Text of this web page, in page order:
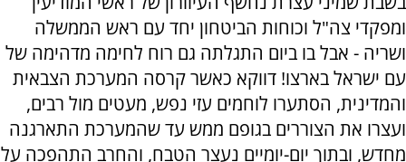
ומפקדי צה"ל וכוחות הביטחון יחד עם ראש הממשלה
ושריה - אבל בו ביום התגלתה גם רוח לחימה מדהימה של
עם ישראל בארצו! דווקא כאשר קרסה המערכת הצבאית
והמדינית, הסתערו לוחמים עזי נפש, מעטים מול רבים,
ועצרו את הצוררים בגופם ממש עד שהמערכת התארגנה
מחדש, ובתוך יום-יומיים נעצר הטבח, והחרב התהפכה על